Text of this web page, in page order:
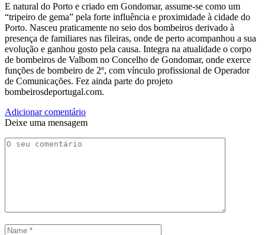
E natural do Porto e criado em Gondomar, assume-se como um
“tripeiro de gema” pela forte influência e proximidade à cidade do
Porto. Nasceu praticamente no seio dos bombeiros derivado à
presença de familiares nas fileiras, onde de perto acompanhou a sua
evolução e ganhou gosto pela causa. Integra na atualidade o corpo
de bombeiros de Valbom no Concelho de Gondomar, onde exerce
funções de bombeiro de 2º, com vínculo profissional de Operador
de Comunicações. Fez ainda parte do projeto
bombeirosdeportugal.com.
Adicionar comentário
Deixe uma mensagem